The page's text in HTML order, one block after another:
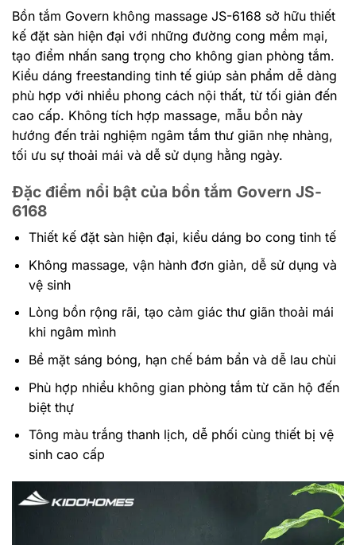
Bồn tắm Govern không massage JS-6168 sở hữu thiết
kế đặt sàn hiện đại với những đường cong mềm mại,
tạo điểm nhấn sang trọng cho không gian phòng tắm.
Kiểu dáng freestanding tinh tế giúp sản phẩm dễ dàng
phù hợp với nhiều phong cách nội thất, từ tối giản đến
cao cấp. Không tích hợp massage, mẫu bồn này
hướng đến trải nghiệm ngâm tắm thư giãn nhẹ nhàng,
tối ưu sự thoải mái và dễ sử dụng hằng ngày.
Đặc điểm nổi bật của bồn tắm Govern JS-
6168
Thiết kế đặt sàn hiện đại, kiểu dáng bo cong tinh tế
Không massage, vận hành đơn giản, dễ sử dụng và
vệ sinh
Lòng bồn rộng rãi, tạo cảm giác thư giãn thoải mái
khi ngâm mình
Bề mặt sáng bóng, hạn chế bám bẩn và dễ lau chùi
Phù hợp nhiều không gian phòng tắm từ căn hộ đến
biệt thự
Tông màu trắng thanh lịch, dễ phối cùng thiết bị vệ
sinh cao cấp